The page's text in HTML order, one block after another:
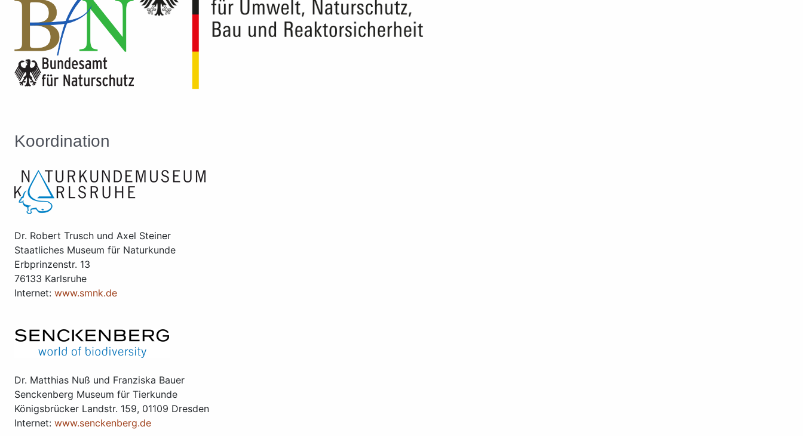
Koordination
Dr. Robert Trusch und Axel Steiner
Staatliches Museum für Naturkunde
Erbprinzenstr. 13
76133 Karlsruhe
Internet: www.smnk.de
Dr. Matthias Nuß und Franziska Bauer
Senckenberg Museum für Tierkunde
Königsbrücker Landstr. 159, 01109 Dresden
Internet: www.senckenberg.de